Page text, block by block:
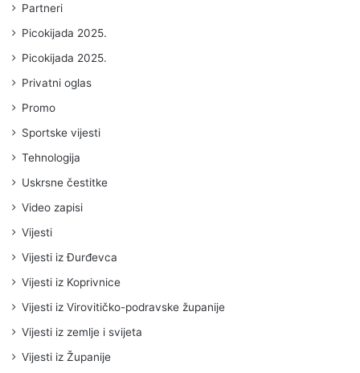
Partneri
Picokijada 2025.
Picokijada 2025.
Privatni oglas
Promo
Sportske vijesti
Tehnologija
Uskrsne čestitke
Video zapisi
Vijesti
Vijesti iz Đurđevca
Vijesti iz Koprivnice
Vijesti iz Virovitičko-podravske županije
Vijesti iz zemlje i svijeta
Vijesti iz Županije